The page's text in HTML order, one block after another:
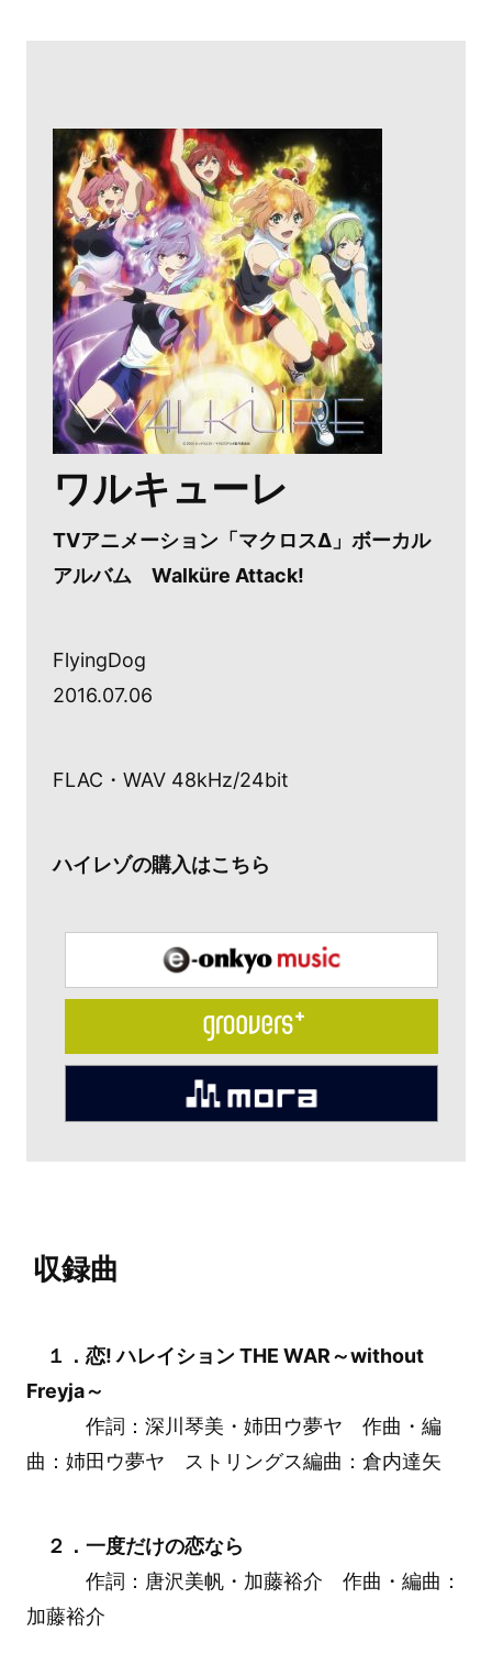
ワルキューレ
TVアニメーション「マクロスΔ」ボーカル
アルバム Walküre Attack!
FlyingDog
2016.07.06
FLAC・WAV 48kHz/24bit
ハイレゾの購入はこちら
収録曲
１．恋! ハレイション THE WAR～without
Freyja～
作詞：深川琴美・姉田ウ夢ヤ 作曲・編
曲：姉田ウ夢ヤ ストリングス編曲：倉内達矢
２．一度だけの恋なら
作詞：唐沢美帆・加藤裕介 作曲・編曲：
加藤裕介